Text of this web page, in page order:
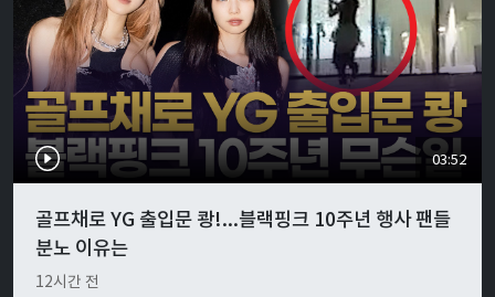
03:52
골프채로 YG 출입문 쾅!...블랙핑크 10주년 행사 팬들
분노 이유는
12시간 전